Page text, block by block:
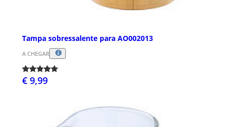
Tampa sobressalente para AO002013
A CHEGAR
€ 9,99